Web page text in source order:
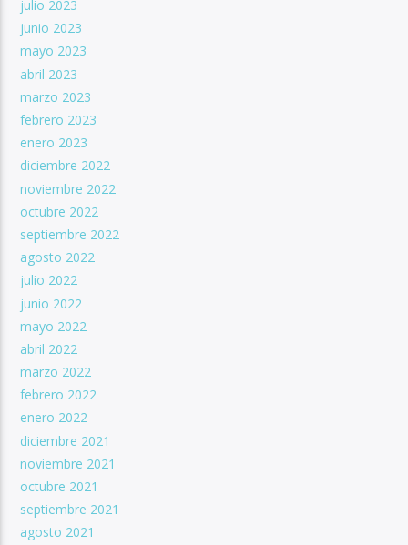
julio 2023
junio 2023
mayo 2023
abril 2023
marzo 2023
febrero 2023
enero 2023
diciembre 2022
noviembre 2022
octubre 2022
septiembre 2022
agosto 2022
julio 2022
junio 2022
mayo 2022
abril 2022
marzo 2022
febrero 2022
enero 2022
diciembre 2021
noviembre 2021
octubre 2021
septiembre 2021
agosto 2021